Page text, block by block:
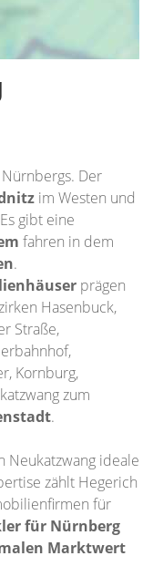
Der
im Westen und
gibt eine
fahren in dem
.
prägen
Hasenbuck,
Straße,
Kornburg,
zum
.
Neukatzwang ideale
zählt Hegerich
für
für Nürnberg
Marktwert